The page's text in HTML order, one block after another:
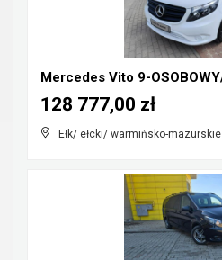
Ełk/ ełcki/ warmińsko-mazurskie
128 777,00 zł